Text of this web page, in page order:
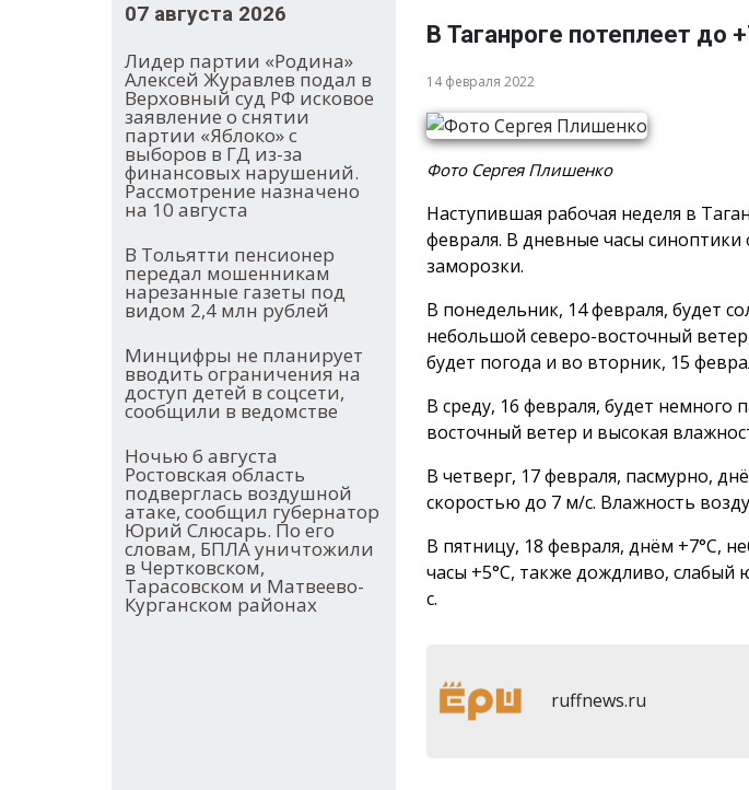
07 августа 2026
Лидер партии «Родина»
Алексей Журавлев подал в
Верховный суд РФ исковое
заявление о снятии
партии «Яблоко» с
выборов в ГД из-за
финансовых нарушений.
Рассмотрение назначено
на 10 августа
В Тольятти пенсионер
передал мошенникам
нарезанные газеты под
видом 2,4 млн рублей
Минцифры не планирует
вводить ограничения на
доступ детей в соцсети,
сообщили в ведомстве
Ночью 6 августа
Ростовская область
подверглась воздушной
атаке, сообщил губернатор
Юрий Слюсарь. По его
словам, БПЛА уничтожили
в Чертковском,
Тарасовском и Матвеево-
Курганском районах
В Таганроге потеплеет до
14 февраля 2022
Фото Сергея Плишенко
Наступившая рабочая неделя в
февраля. В дневные часы
заморозки.
В понедельник, 14 февраля, будет
небольшой северо-восточный
будет погода и во вторник, 15
В среду, 16 февраля, будет
восточный ветер и высокая
В четверг, 17 февраля, пасмурно,
скоростью до 7 м/с. Влажность
В пятницу, 18 февраля, днём +7°С,
часы +5°С, также дождливо,
с.
ruffnews.ru